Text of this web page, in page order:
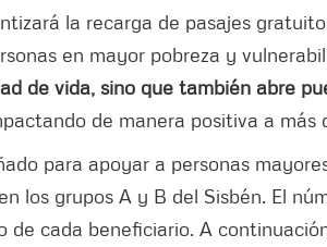
la recarga de pasajes
en mayor pobreza y
de vida, sino que también abre
de manera positiva a más
para apoyar a personas
los grupos A y B del Sisbén. El
de cada beneficiario. A